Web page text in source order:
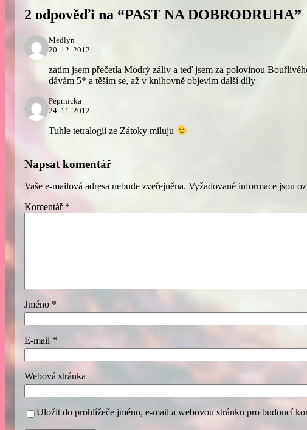
2 odpověďi na “PAST NA DOBRODRUHA”
Medlyn
20. 12. 2012
zatím jsem přečetla Modrý záliv a teď jsem za polovinou
dávám 5* a těším se, až v knihovně objevím další díly
Peprnicka
24. 11. 2012
Tuhle tetralogii ze Zátoky miluju
Napsat komentář
Vaše e-mailová adresa nebude zveřejněna. Vyžadované informace jsou
Komentář *
Jméno *
E-mail *
Webová stránka
Uložit do prohlížeče jméno, e-mail a webovou stránku pro budoucí